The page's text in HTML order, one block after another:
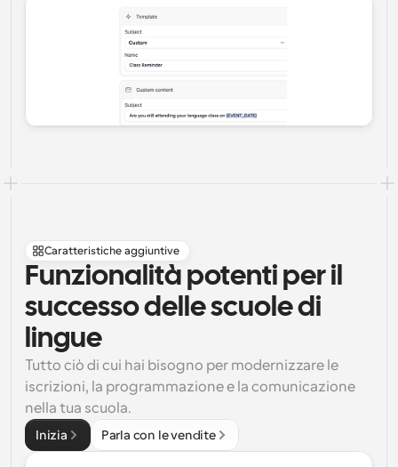
Caratteristiche aggiuntive
Funzionalità potenti per il
successo delle scuole di
lingue
Tutto ciò di cui hai bisogno per modernizzare le
iscrizioni, la programmazione e la comunicazione
nella tua scuola.
Inizia Parla con le vendite